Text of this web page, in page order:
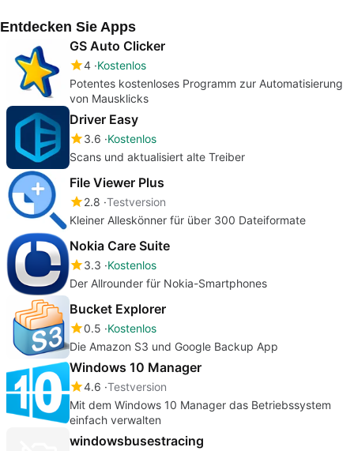
Entdecken Sie Apps
GS Auto Clicker
4 Kostenlos
Potentes kostenloses Programm zur Automatisierung
von Mausklicks
Driver Easy
3.6 Kostenlos
Scans und aktualisiert alte Treiber
File Viewer Plus
2.8 Testversion
Kleiner Alleskönner für über 300 Dateiformate
Nokia Care Suite
3.3 Kostenlos
Der Allrounder für Nokia-Smartphones
Bucket Explorer
0.5 Kostenlos
Die Amazon S3 und Google Backup App
Windows 10 Manager
4.6 Testversion
Mit dem Windows 10 Manager das Betriebssystem
einfach verwalten
windowsbusestracing